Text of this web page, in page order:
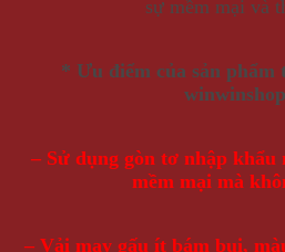
sự mềm mại và
* Ưu điểm của sản phẩm
– Sử dụng gòn tơ nhập khẩu
mềm mại mà
– Vải may gấu ít bám bụi,